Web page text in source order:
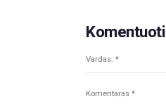
Komentuoti